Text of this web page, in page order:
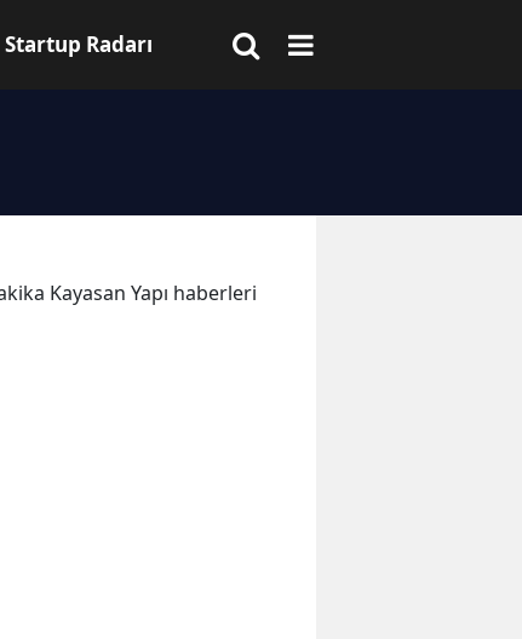
Startup Radarı
Kayasan Yapı haberleri